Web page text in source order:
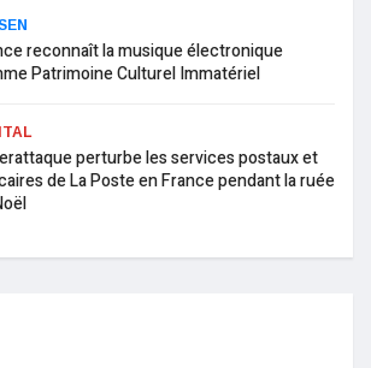
reconnaît la musique électronique
Patrimoine Culturel Immatériel
perturbe les services postaux et
de La Poste en France pendant la ruée